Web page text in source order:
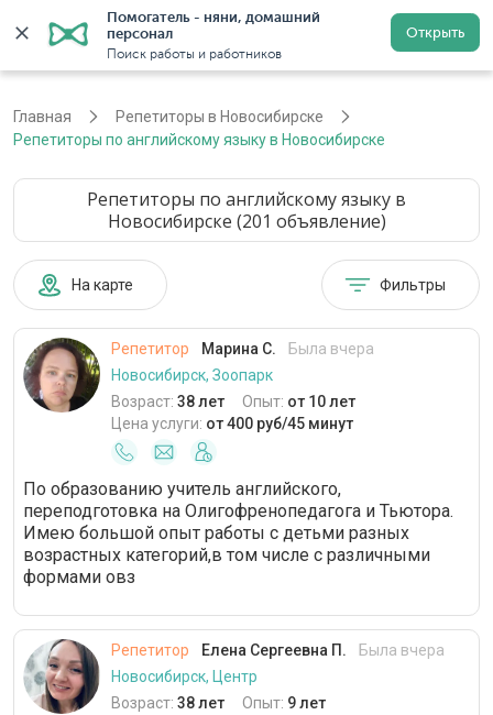
Помогатель - няни, домашний
персонал
Поиск работы и работников
Открыть
Новосибирск Регистрация
Главная
Репетиторы в Новосибирске
Репетиторы по английскому языку в Новосибирске
Репетиторы по английскому языку в
Новосибирске (201 объявление)
На карте Фильтры
Репетитор Марина С.
Была вчера
Новосибирск, Зоопарк
Возраст: 38 лет Опыт: от 10 лет
Цена услуги: от 400 руб/45 минут
По образованию учитель английского,
переподготовка на Олигофренопедагога и Тьютора.
Имею большой опыт работы с детьми разных
возрастных категорий,в том числе с различными
формами овз
Репетитор Елена Сергеевна П.
Была вчера
Новосибирск, Центр
Возраст: 38 лет Опыт: 9 лет